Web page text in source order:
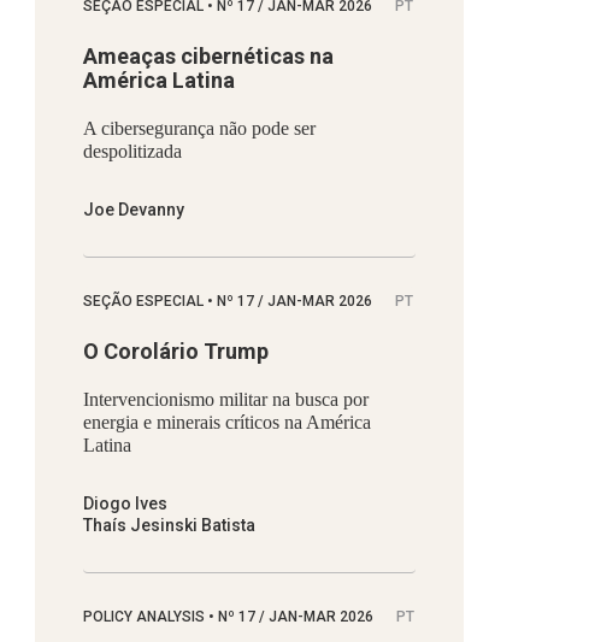
SEÇÃO ESPECIAL • Nº 17 / JAN-MAR 2026 PT
Ameaças cibernéticas na
América Latina
A cibersegurança não pode ser
despolitizada
Joe Devanny
SEÇÃO ESPECIAL • Nº 17 / JAN-MAR 2026 PT
O Corolário Trump
Intervencionismo militar na busca por
energia e minerais críticos na América
Latina
Diogo Ives
Thaís Jesinski Batista
POLICY ANALYSIS • Nº 17 / JAN-MAR 2026 PT